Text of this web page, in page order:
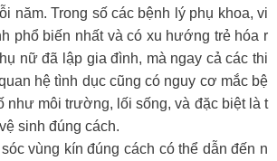
năm. Trong số các bệnh lý phụ khoa, vi
phổ biến nhất và có xu hướng trẻ hóa r
nữ đã lập gia đình, mà ngay cả các thi
hệ tình dục cũng có nguy cơ mắc bệ
như môi trường, lối sống, và đặc biệt là t
sinh đúng cách.
vùng kín đúng cách có thể dẫn đến n